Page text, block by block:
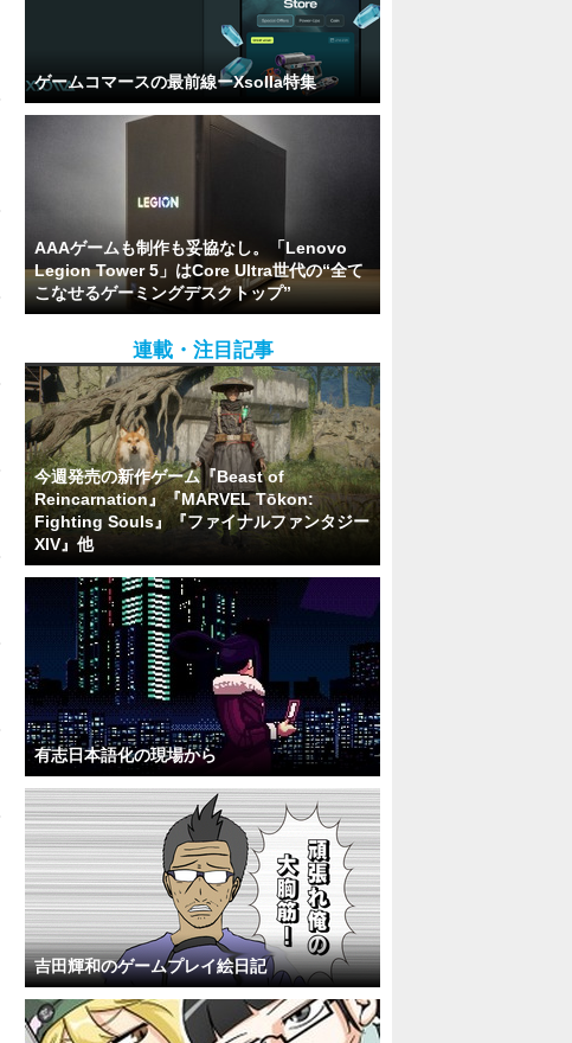
ゲームコマースの最前線ーXsolla特集
AAAゲームも制作も妥協なし。「Lenovo
Legion Tower 5」はCore Ultra世代の“全て
こなせるゲーミングデスクトップ”
連載・注目記事
今週発売の新作ゲーム『Beast of
Reincarnation』『MARVEL Tōkon:
Fighting Souls』『ファイナルファンタジー
XIV』他
有志日本語化の現場から
吉田輝和のゲームプレイ絵日記